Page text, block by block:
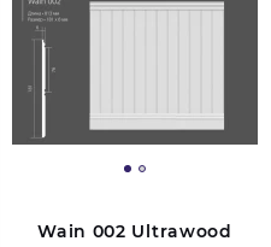
Wain 002 Ultrawood